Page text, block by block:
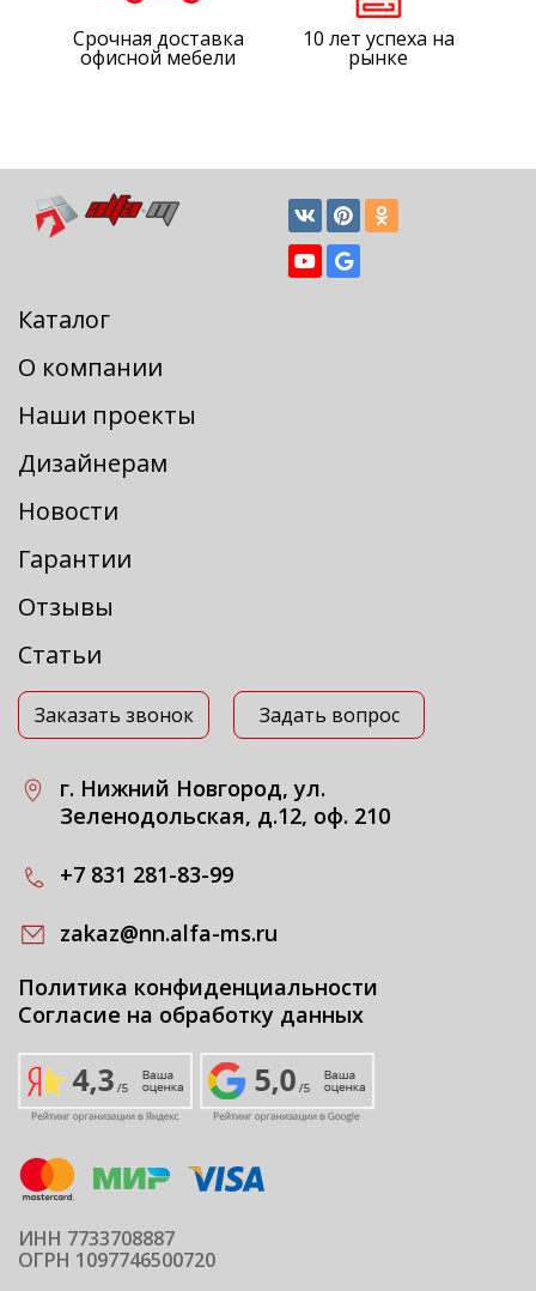
Срочная доставка
офисной мебели
10 лет успеха на
рынке
Каталог
О компании
Наши проекты
Дизайнерам
Новости
Гарантии
Отзывы
Статьи
Заказать звонок Задать вопрос
г. Нижний Новгород, ул.
Зеленодольская, д.12, оф. 210
+7 831 281-83-99
zakaz@nn.alfa-ms.ru
Политика конфиденциальности
Согласие на обработку данных
ИНН 7733708887
ОГРН 1097746500720